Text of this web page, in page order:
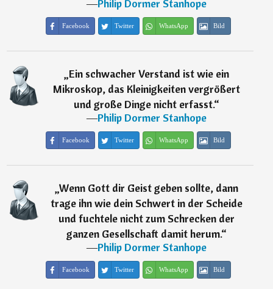
―Philip Dormer Stanhope
Facebook Twitter WhatsApp Bild
„Ein schwacher Verstand ist wie ein
Mikroskop, das Kleinigkeiten vergrößert
und große Dinge nicht erfasst.“
―Philip Dormer Stanhope
Facebook Twitter WhatsApp Bild
„Wenn Gott dir Geist geben sollte, dann
trage ihn wie dein Schwert in der Scheide
und fuchtele nicht zum Schrecken der
ganzen Gesellschaft damit herum.“
―Philip Dormer Stanhope
Facebook Twitter WhatsApp Bild